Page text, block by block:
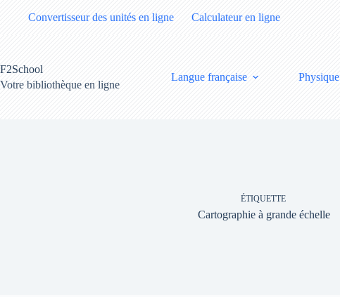
Convertisseur des unités en ligne Calculateur en ligne
F2School
Votre bibliothèque en ligne
Langue française Physique
ÉTIQUETTE
Cartographie à grande échelle